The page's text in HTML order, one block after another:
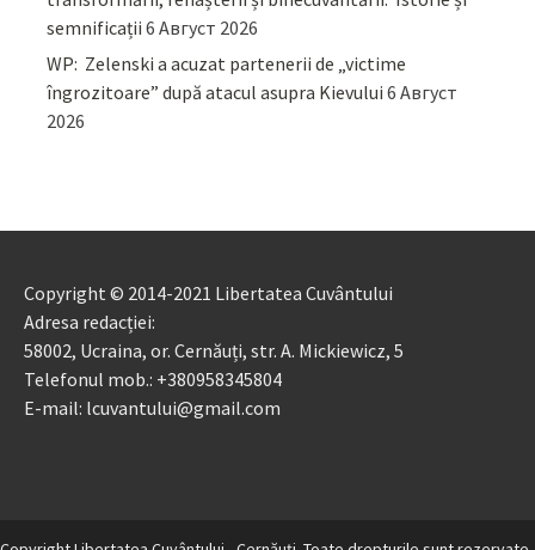
semnificații 6 Август 2026
WP: Zelenski a acuzat partenerii de „victime
îngrozitoare” după atacul asupra Kievului 6 Август
2026
Copyright © 2014-2021 Libertatea Cuvântului
Adresa redacției:
58002, Ucraina, or. Cernăuți, str. A. Mickiewicz, 5
Telefonul mob.: +380958345804
E-mail: lcuvantului@gmail.com